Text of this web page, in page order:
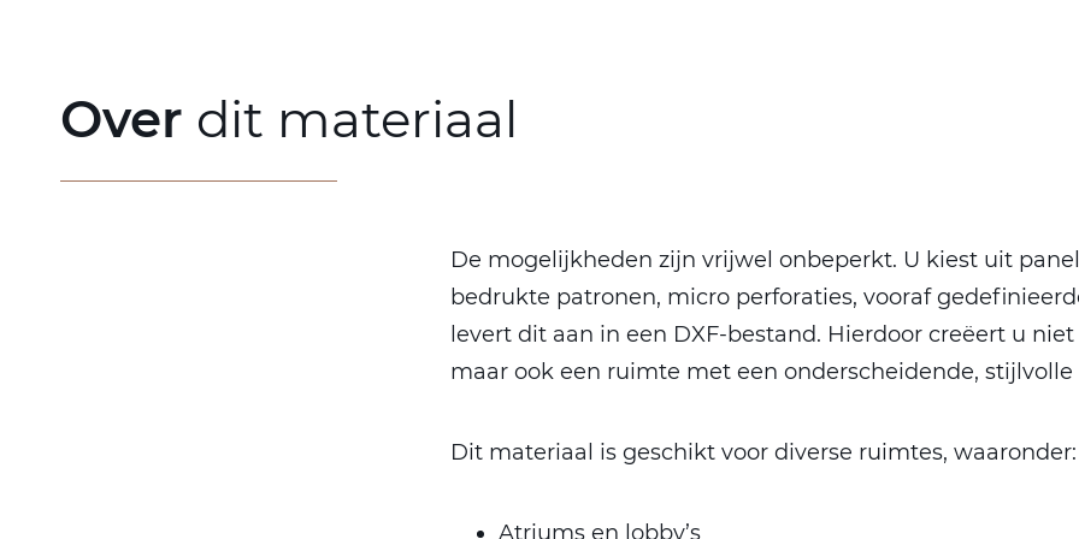
Over dit materiaal
De mogelijkheden zijn vrijwel onbeperkt. U kiest uit
bedrukte patronen, micro perforaties, vooraf
levert dit aan in een DXF-bestand. Hierdoor creëert u
maar ook een ruimte met een onderscheidende,
Dit materiaal is geschikt voor diverse ruimtes, waaronder:
Atriums en lobby’s